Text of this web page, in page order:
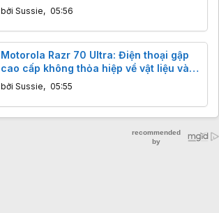
bởi Sussie, 05:56
Motorola Razr 70 Ultra: Điện thoại gập
cao cấp không thỏa hiệp về vật liệu và
cảm giác cầm nắm
bởi Sussie, 05:55